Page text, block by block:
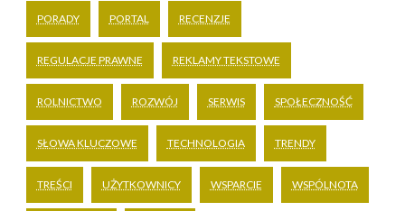
PORADY PORTAL RECENZJE
REGULACJE PRAWNE REKLAMY TEKSTOWE
ROLNICTWO ROZWÓJ SERWIS SPOŁECZNOŚĆ
SŁOWA KLUCZOWE TECHNOLOGIA TRENDY
TREŚCI UŻYTKOWNICY WSPARCIE WSPÓLNOTA